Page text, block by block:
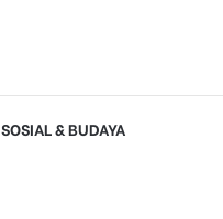
SOSIAL & BUDAYA